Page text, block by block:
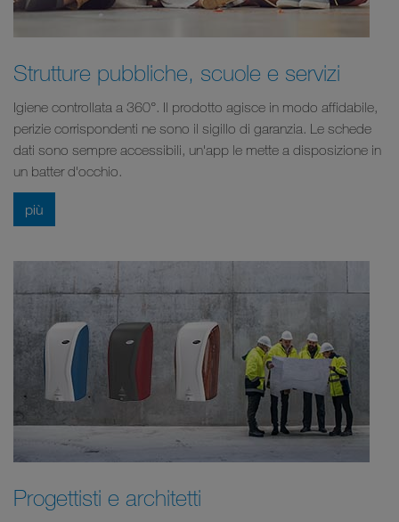
Strutture pubbliche, scuole e servizi
Igiene controllata a 360°. Il prodotto agisce in modo affidabile,
perizie corrispondenti ne sono il sigillo di garanzia. Le schede
dati sono sempre accessibili, un'app le mette a disposizione in
un batter d'occhio.
più
Progettisti e architetti